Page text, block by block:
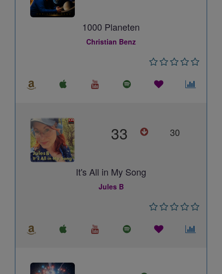
1000 Planeten
Christian Benz
33 30
It's All in My Song
Jules B